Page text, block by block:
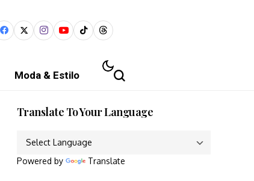
Moda & Estilo
Translate To Your Language
Powered by Translate